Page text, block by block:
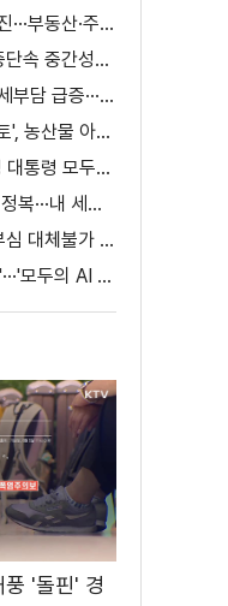
국가자산기본법 제정 추진···부동산·주식 등 통합 관리
'26년 사이버성폭력 집중단속 중간성과 발표···향후 추진계획은?
40억 이상 초고가 주택 세부담 급증···실수요자 보호 강화
식약처, "'스테비아 토마토', 농산물 아닌 가공식품"
제34회 국무회의 이재명 대통령 모두발언
부동산 세제개편안 완전 정복···내 세금 어떻게 달라지나? [K-정책 사용법]
나라의 평화, 국민의 자부심 대체불가 대한민국 이재명 대통령 모두말씀
"AI 혜택, 모두가 누려야"···'모두의 AI 성장사다리' 출범
풍 '돌핀' 경